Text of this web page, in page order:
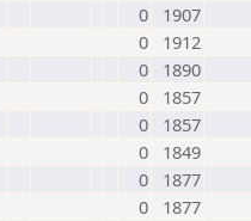
0
1907
0
1912
0
1890
0
1857
0
1857
0
1849
0
1877
0
1877